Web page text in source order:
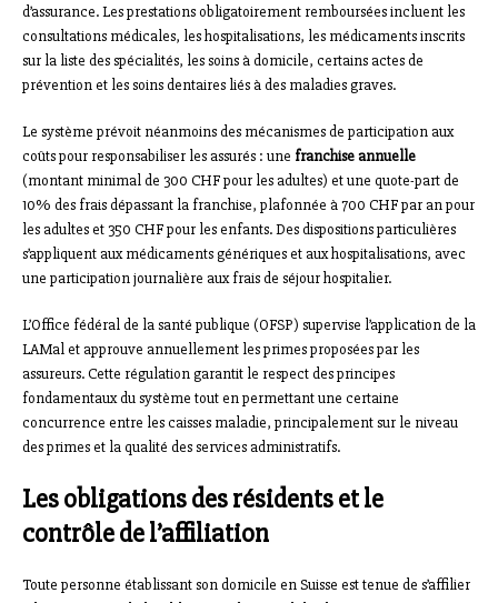
d’assurance. Les prestations obligatoirement remboursées incluent les
consultations médicales, les hospitalisations, les médicaments inscrits
sur la liste des spécialités, les soins à domicile, certains actes de
prévention et les soins dentaires liés à des maladies graves.
Le système prévoit néanmoins des mécanismes de participation aux
coûts pour responsabiliser les assurés : une franchise annuelle
(montant minimal de 300 CHF pour les adultes) et une quote-part de
10% des frais dépassant la franchise, plafonnée à 700 CHF par an pour
les adultes et 350 CHF pour les enfants. Des dispositions particulières
s’appliquent aux médicaments génériques et aux hospitalisations, avec
une participation journalière aux frais de séjour hospitalier.
L’Office fédéral de la santé publique (OFSP) supervise l’application de la
LAMal et approuve annuellement les primes proposées par les
assureurs. Cette régulation garantit le respect des principes
fondamentaux du système tout en permettant une certaine
concurrence entre les caisses maladie, principalement sur le niveau
des primes et la qualité des services administratifs.
Les obligations des résidents et le
contrôle de l’affiliation
Toute personne établissant son domicile en Suisse est tenue de s’affilier